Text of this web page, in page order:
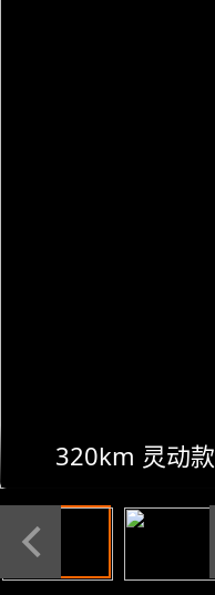
320km 灵动款